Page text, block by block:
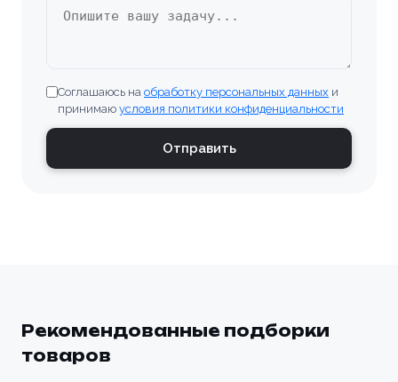
Соглашаюсь на обработку персональных данных и
принимаю условия политики конфиденциальности
Отправить
Рекомендованные подборки
товаров